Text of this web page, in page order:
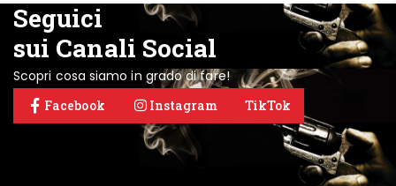
Seguici
sui Canali Social
Scopri cosa siamo in grado di fare!
Facebook Instagram TikTok